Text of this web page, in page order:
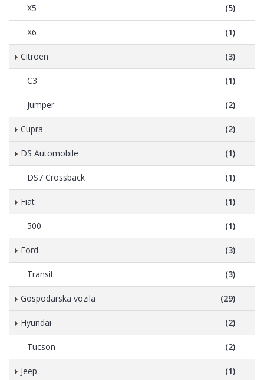
X5 (5)
X6 (1)
Citroen (3)
C3 (1)
Jumper (2)
Cupra (2)
DS Automobile (1)
DS7 Crossback (1)
Fiat (1)
500 (1)
Ford (3)
Transit (3)
Gospodarska vozila (29)
Hyundai (2)
Tucson (2)
Jeep (1)